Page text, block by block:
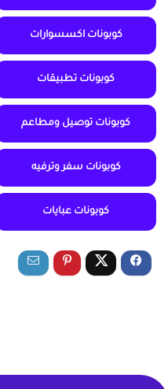
كوبونات اكسسوارات
كوبونات تطبيقات
كوبونات توصيل ومطاعم
كوبونات سفر وترفيه
كوبونات عبايات